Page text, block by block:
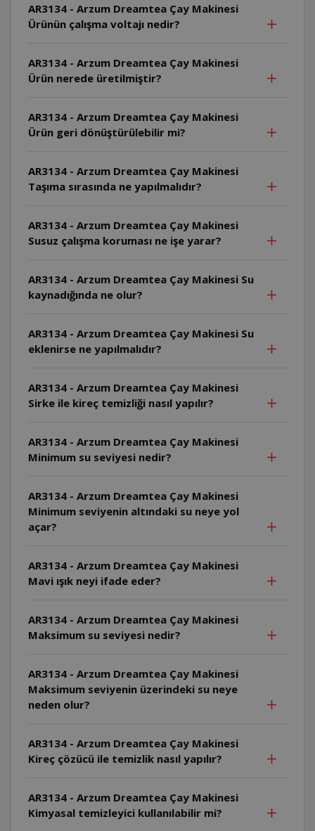
AR3134 - Arzum Dreamtea Çay Makinesi
Ürünün çalışma voltajı nedir?
AR3134 - Arzum Dreamtea Çay Makinesi
Ürün nerede üretilmiştir?
AR3134 - Arzum Dreamtea Çay Makinesi
Ürün geri dönüştürülebilir mi?
AR3134 - Arzum Dreamtea Çay Makinesi
Taşıma sırasında ne yapılmalıdır?
AR3134 - Arzum Dreamtea Çay Makinesi
Susuz çalışma koruması ne işe yarar?
AR3134 - Arzum Dreamtea Çay Makinesi Su
kaynadığında ne olur?
AR3134 - Arzum Dreamtea Çay Makinesi Su
eklenirse ne yapılmalıdır?
AR3134 - Arzum Dreamtea Çay Makinesi
Sirke ile kireç temizliği nasıl yapılır?
AR3134 - Arzum Dreamtea Çay Makinesi
Minimum su seviyesi nedir?
AR3134 - Arzum Dreamtea Çay Makinesi
Minimum seviyenin altındaki su neye yol
açar?
AR3134 - Arzum Dreamtea Çay Makinesi
Mavi ışık neyi ifade eder?
AR3134 - Arzum Dreamtea Çay Makinesi
Maksimum su seviyesi nedir?
AR3134 - Arzum Dreamtea Çay Makinesi
Maksimum seviyenin üzerindeki su neye
neden olur?
AR3134 - Arzum Dreamtea Çay Makinesi
Kireç çözücü ile temizlik nasıl yapılır?
AR3134 - Arzum Dreamtea Çay Makinesi
Kimyasal temizleyici kullanılabilir mi?